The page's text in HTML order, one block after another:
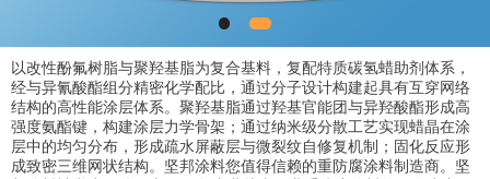
以改性酚氟树脂与聚羟基脂为复合基料，复配特质碳氢蜡助剂体系，
经与异氰酸酯组分精密化学配比，通过分子设计构建起具有互穿网络
结构的高性能涂层体系。聚羟基脂通过羟基官能团与异羟酸酯形成高
强度氨酯键，构建涂层力学骨架；通过纳米级分散工艺实现蜡晶在涂
层中的均匀分布，形成疏水屏蔽层与微裂纹自修复机制；固化反应形
成致密三维网状结构。坚邦涂料您值得信赖的重防腐涂料制造商。坚